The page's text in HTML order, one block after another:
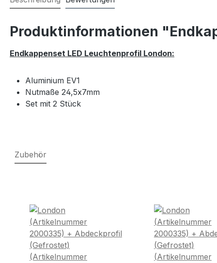
Produktinformationen
Endkappenset LED Leuchtenprofil London:
Aluminium EV1
Nutmaße 24,5x7mm
Set mit 2 Stück
Zubehör